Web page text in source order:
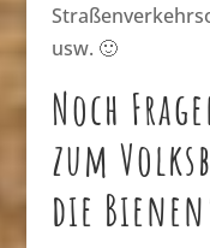
usw. 🙂
Noch
zum
die